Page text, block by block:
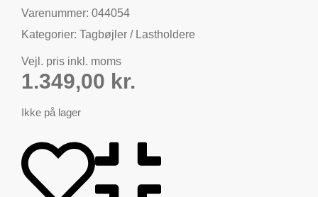
Varenummer: 044054
Kategorier: Tagbøjler / Lastholdere
Vejl. pris inkl. moms
1.349,00 kr.
Ikke på lager